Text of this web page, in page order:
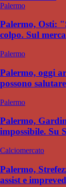
Palermo
Palermo, Osti:
colpo. Sul
Palermo
Palermo, oggi
possono
Palermo
Palermo,
impossibile. Su
Calciomercato
Palermo,
assist e